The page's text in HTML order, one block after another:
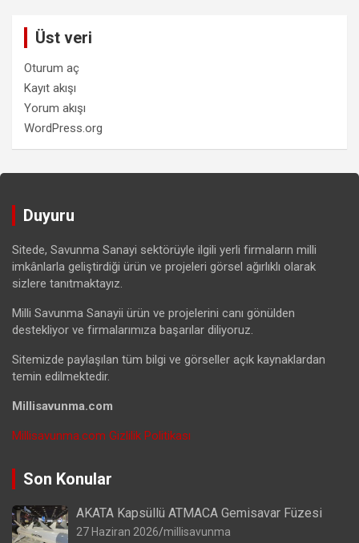
Üst veri
Oturum aç
Kayıt akışı
Yorum akışı
WordPress.org
Duyuru
Sitede, Savunma Sanayi sektörüyle ilgili yerli firmaların milli
imkânlarla geliştirdiği ürün ve projeleri görsel ağırlıklı olarak
sizlere tanıtmaktayız.
Milli Savunma Sanayii ürün ve projelerini canı gönülden
destekliyor ve firmalarımıza başarılar diliyoruz.
Sitemizde paylaşılan tüm bilgi ve görseller açık kaynaklardan
temin edilmektedir.
Millisavunma.com
Millisavunma.com Gizlilik Politikası
Son Konular
AKATA Kapsüllü ATMACA Gemisavar Füzesi
27 Haziran 2026 millisavunma